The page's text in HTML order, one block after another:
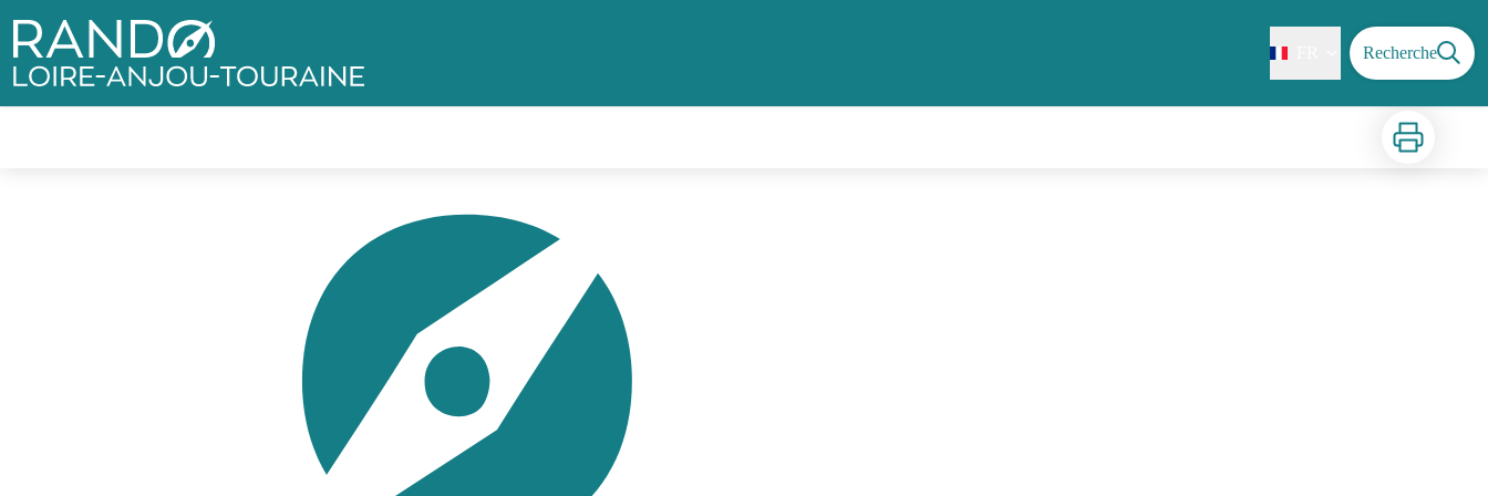
Rando Loire-Anjou-Touraine Recherche
Imprimer